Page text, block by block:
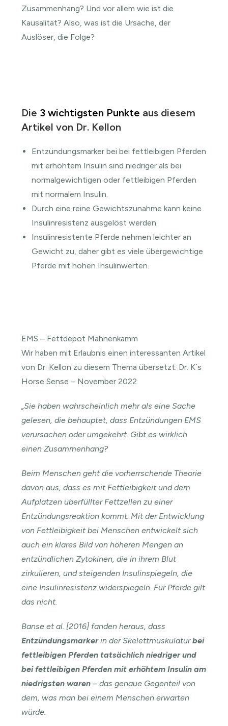
Zusammenhang? Und vor allem wie ist die
Kausalität? Also, was ist die Ursache, der
Auslöser, die Folge?
Die 3 wichtigsten Punkte aus diesem
Artikel von Dr. Kellon
Entzündungsmarker bei bei fettleibigen Pferden
mit erhöhtem Insulin sind niedriger als bei
normalgewichtigen oder fettleibigen Pferden
mit normalem Insulin.
Durch eine reine Gewichtszunahme kann keine
Insulinresistenz ausgelöst werden.
Insulinresistente Pferde nehmen leichter an
Gewicht zu, daher gibt es viele übergewichtige
Pferde mit hohen Insulinwerten.
EMS – Fettdepot Mähnenkamm
Wir haben mit Erlaubnis einen interessanten Artikel
von Dr. Kellon zu diesem Thema übersetzt: Dr. K´s
Horse Sense – November 2022
„Sie haben wahrscheinlich mehr als eine Sache
gelesen, die behauptet, dass Entzündungen EMS
verursachen oder umgekehrt. Gibt es wirklich
einen Zusammenhang?
Beim Menschen geht die vorherrschende Theorie
davon aus, dass es mit Fettleibigkeit und dem
Aufplatzen überfüllter Fettzellen zu einer
Entzündungsreaktion kommt. Mit der Entwicklung
von Fettleibigkeit bei Menschen entwickelt sich
auch ein klares Bild von höheren Mengen an
entzündlichen Zytokinen, die in ihrem Blut
zirkulieren, und steigenden Insulinspiegeln, die
eine Insulinresistenz widerspiegeln. Für Pferde gilt
das nicht.
Banse et al. [2016] fanden heraus, dass
Entzündungsmarkerin der Skelettmuskulaturbei
fettleibigen Pferden tatsächlich niedriger und
bei fettleibigen Pferden mit erhöhtem Insulin am
niedrigsten waren – das genaue Gegenteil von
dem, was man bei einem Menschen erwarten
würde.